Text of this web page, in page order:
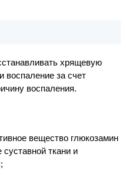
хрящевую
воспаление за счет
воспаления.
вещество глюкозамин
ткани и